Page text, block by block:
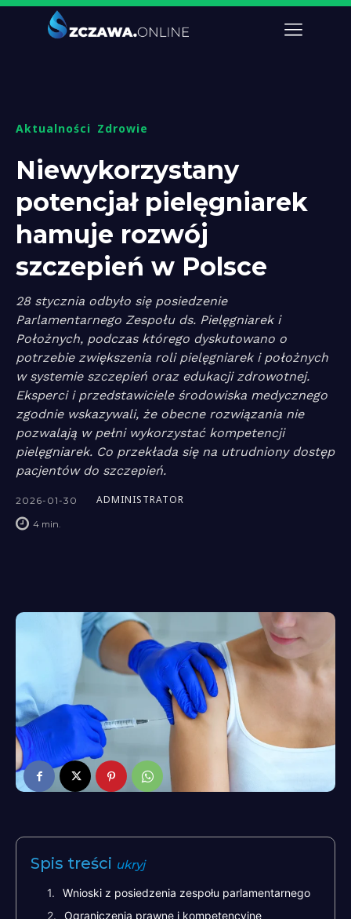
Aktualności Zdrowie
Niewykorzystany
potencjał pielęgniarek
hamuje rozwój
szczepień w Polsce
28 stycznia odbyło się posiedzenie
Parlamentarnego Zespołu ds. Pielęgniarek i
Położnych, podczas którego dyskutowano o
potrzebie zwiększenia roli pielęgniarek i położnych
w systemie szczepień oraz edukacji zdrowotnej.
Eksperci i przedstawiciele środowiska medycznego
zgodnie wskazywali, że obecne rozwiązania nie
pozwalają w pełni wykorzystać kompetencji
pielęgniarek. Co przekłada się na utrudniony dostęp
pacjentów do szczepień.
2026-01-30 ADMINISTRATOR
4 min.
Spis treści ukryj
Wnioski z posiedzenia zespołu parlamentarnego
Ograniczenia prawne i kompetencyjne